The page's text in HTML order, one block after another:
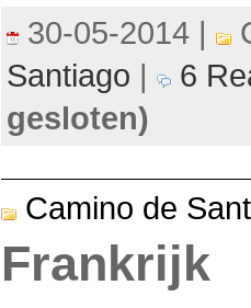
30-05-2014 |
Santiago |
6
gesloten)
Camino de
Frankrijk